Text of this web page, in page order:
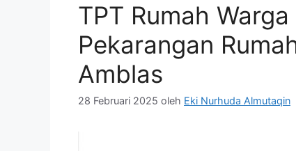
TPT Rumah
Pekarangan
Amblas
28 Februari 2025 oleh Eki Nurhuda Almutaqin